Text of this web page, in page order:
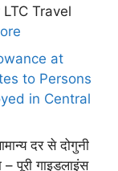
Travel
at
to Persons
in Central
दर से दोगुनी
– पूरी गाइडलाइंस